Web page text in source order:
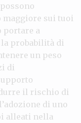
possono
sui tuoi
portare a
la probabilità di
un peso
di
il rischio di
di uno
alleati nella